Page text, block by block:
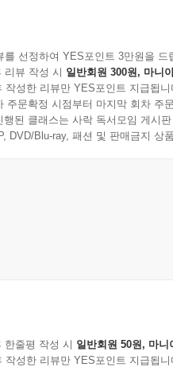
를 선정하여 YES포인트 3만원을 드
리뷰 작성 시 일반회원 300원, 마니
작성한 리뷰만 YES포인트 지급됩니
주문확정 시점부터 마지막 회차 주
행된 클래스는 사락 독서모임 게시
DVD/Blu-ray, 패션 및 판매금지 상
한줄평 작성 시 일반회원 50원, 마니
작성한 리뷰만 YES포인트 지급됩니